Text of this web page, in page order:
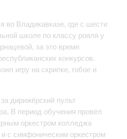
во Владикавказе, где с шести
школе по классу рояля у
за это время
конкурсов.
игру на скрипке, гобое и
дирижёрский пульт
В период обучения провёл
оркестром колледжа
с симфоническим оркестром